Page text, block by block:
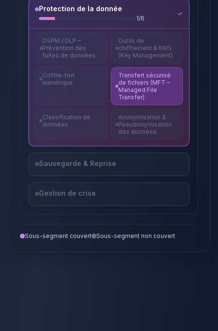
Protection de la donnée
1/6
DSPM / DLP –
Prévention des
fuites de données
Outils de
chiffrement & KMS
(Key Management)
Coffre-fort
numérique
Transfert sécurisé
de fichiers (MFT –
Managed File
Transfer)
Classification de
données
Anonymisation &
Pseudonymisation
des données
Sauvegarde & Reprise
Gestion de crise
Sous-segment couvert Sous-segment non couvert